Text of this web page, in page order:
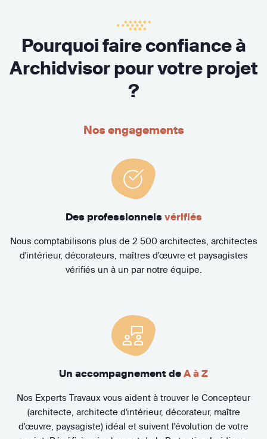
Pourquoi faire confiance à
Archidvisor pour votre projet
?
Nos engagements
Des professionnels vérifiés
Nous comptabilisons plus de 2 500 architectes, architectes
d'intérieur, décorateurs, maîtres d'œuvre et paysagistes
vérifiés un à un par notre équipe.
Un accompagnement de A à Z
Nos Experts Travaux vous aident à trouver le Concepteur
(architecte, architecte d'intérieur, décorateur, maître
d'œuvre, paysagiste) idéal et suivent l'évolution de votre